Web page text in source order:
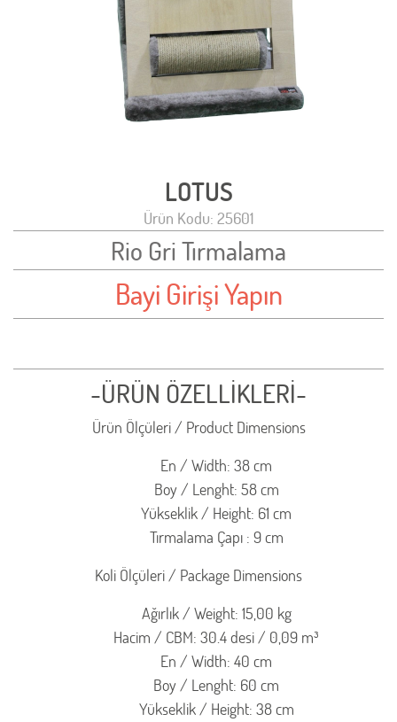
LOTUS
Ürün Kodu: 25601
Rio Gri Tırmalama
Bayi Girişi Yapın
-ÜRÜN ÖZELLİKLERİ-
Ürün Ölçüleri / Product Dimensions
En / Width: 38 cm
Boy / Lenght: 58 cm
Yükseklik / Height: 61 cm
Tırmalama Çapı : 9 cm
Koli Ölçüleri / Package Dimensions
Ağırlık / Weight: 15,00 kg
Hacim / CBM: 30.4 desi / 0,09 m³
En / Width: 40 cm
Boy / Lenght: 60 cm
Yükseklik / Height: 38 cm